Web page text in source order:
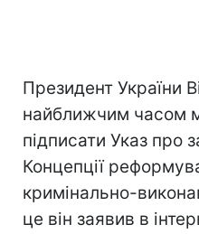
Президент України
найближчим часом
підписати Указ про
Концепції
кримінально-
це він заявив в